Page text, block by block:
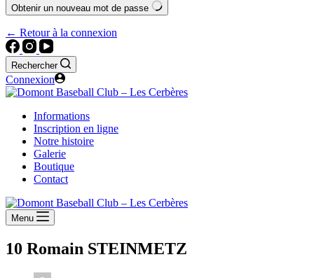
Obtenir un nouveau mot de passe
← Retour à la connexion
Rechercher
Connexion
Informations
Inscription en ligne
Notre histoire
Galerie
Boutique
Contact
Menu
10 Romain STEINMETZ